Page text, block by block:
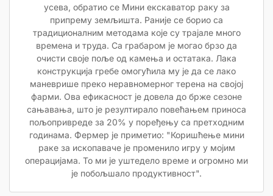
усева, обратио се Мини екскаватор раку за
припрему земљишта. Раније се борио са
традиционалним методама које су трајале много
времена и труда. Са грабаром је могао брзо да
очисти своје поље од камења и остатака. Лака
конструкција гребе омогућила му је да се лако
маневрише преко неравномерног терена на својој
фарми. Ова ефикасност је довела до брже сезоне
сањавања, што је резултирало повећањем приноса
пољопривреде за 20% у поређењу са претходним
годинама. Фермер је приметио: "Коришћење мини
раке за ископаваче је променило игру у мојим
операцијама. То ми је уштедело време и огромно ми
је побољшало продуктивност".